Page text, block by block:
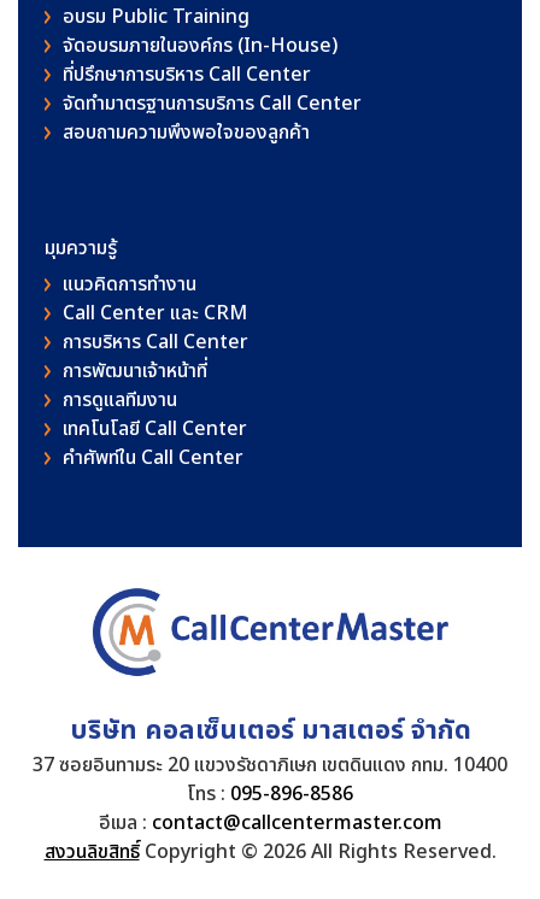
อบรม Public Training
จัดอบรมภายในองค์กร (In-House)
ที่ปรึกษาการบริหาร Call Center
จัดทำมาตรฐานการบริการ Call Center
สอบถามความพึงพอใจของลูกค้า
มุมความรู้
แนวคิดการทำงาน
Call Center และ CRM
การบริหาร Call Center
การพัฒนาเจ้าหน้าที่
การดูแลทีมงาน
เทคโนโลยี Call Center
คําศัพท์ใน Call Center
บริษัท คอลเซ็นเตอร์ มาสเตอร์ จำกัด
37 ซอยอินทามระ 20 แขวงรัชดาภิเษก เขตดินแดง กทม. 10400
โทร : 095-896-8586
อีเมล : contact@callcentermaster.com
สงวนลิขสิทธิ์Copyright © 2026 All Rights Reserved.